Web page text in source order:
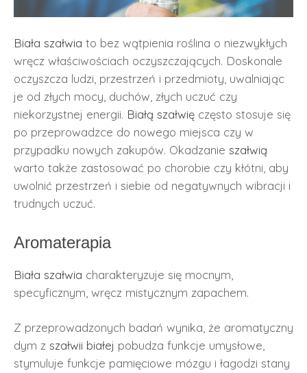
Biała szałwia to bez wątpienia roślina o niezwykłych
wręcz właściwościach oczyszczających. Doskonale
oczyszcza ludzi, przestrzeń i przedmioty, uwalniając
je od złych mocy, duchów, złych uczuć czy
niekorzystnej energii. Białą szałwię często stosuje się
po przeprowadzce do nowego miejsca czy w
przypadku nowych zakupów. Okadzanie szałwią
warto także zastosować po chorobie czy kłótni, aby
uwolnić przestrzeń i siebie od negatywnych wibracji i
trudnych uczuć.
Aromaterapia
Biała szałwia charakteryzuje się mocnym,
specyficznym, wręcz mistycznym zapachem.
Z przeprowadzonych badań wynika, że aromatyczny
dym z szałwii białej pobudza funkcje umysłowe,
stymuluje funkcje pamięciowe mózgu i łagodzi stany